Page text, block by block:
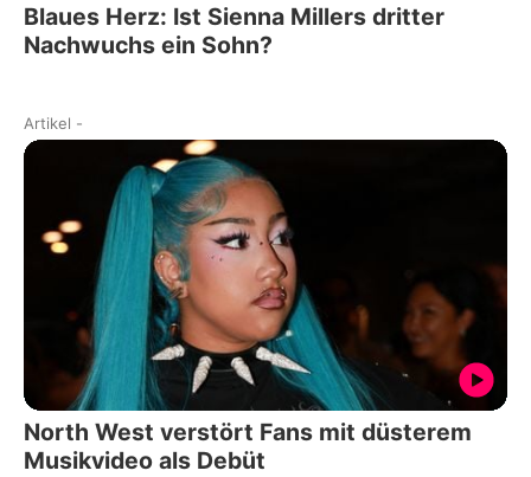
Blaues Herz: Ist Sienna Millers dritter
Nachwuchs ein Sohn?
Artikel -
North West verstört Fans mit düsterem
Musikvideo als Debüt